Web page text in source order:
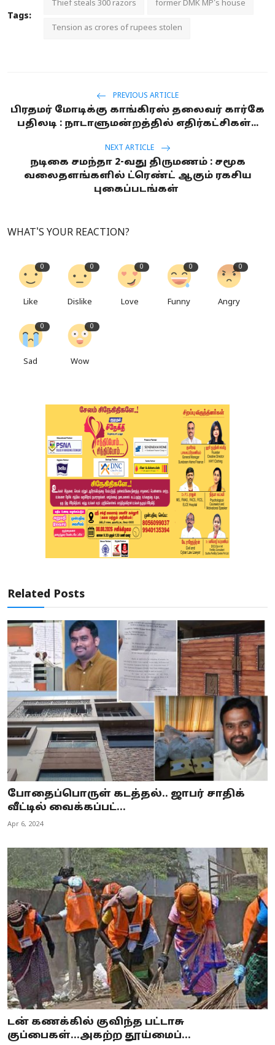
Tags:
Thief steals 300 razors former DMK MP's house
Tension as crores of rupees stolen
PREVIOUS ARTICLE
பிரதமர் மோடிக்கு காங்கிரஸ் தலைவர் கார்கே
பதிலடி : நாடாளுமன்றத்தில் எதிர்கட்சிகள்...
NEXT ARTICLE
நடிகை சமந்தா 2-வது திருமணம் : சமூக
வலைதளங்களில் ட்ரெண்ட் ஆகும் ரகசிய
புகைப்படங்கள்
WHAT'S YOUR REACTION?
0
Like
0
Dislike
0
Love
0
Funny
0
Angry
0
Sad
0
Wow
Related Posts
போதைப்பொருள் கடத்தல்.. ஜாபர் சாதிக்
வீட்டில் வைக்கப்பட்...
Apr 6, 2024
டன் கணக்கில் குவிந்த பட்டாசு
குப்பைகள்...அகற்ற தூய்மைப்...